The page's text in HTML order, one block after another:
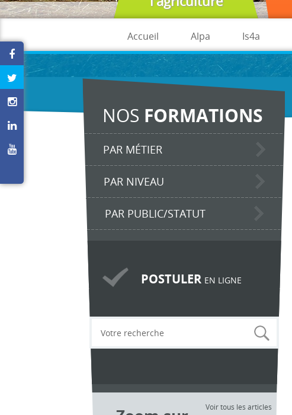
Accueil Alpa Is4a
NOS FORMATIONS
PAR MÉTIER
PAR NIVEAU
PAR PUBLIC/STATUT
POSTULER EN LIGNE
Voir tous les articles